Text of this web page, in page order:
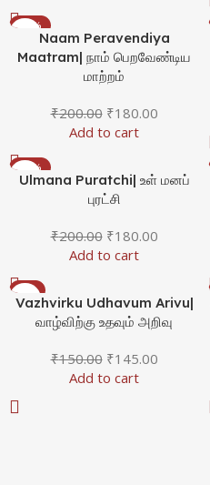
-10%
Naam Peravendiya
Maatram| நாம் பெறவேண்டிய
மாற்றம்
₹200.00 ₹180.00
Add to cart
-10%
Ulmana Puratchi| உள் மனப்
புரட்சி
₹200.00 ₹180.00
Add to cart
-3%
Vazhvirku Udhavum Arivu|
வாழ்விற்கு உதவும் அறிவு
₹150.00 ₹145.00
Add to cart